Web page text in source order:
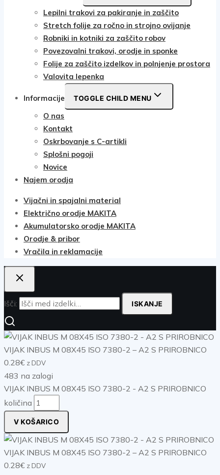
Lepilni trakovi za pakiranje in zaščito
Stretch folije za ročno in strojno ovijanje
Robniki in kotniki za zaščito robov
Povezovalni trakovi, orodje in sponke
Folije za zaščito izdelkov in polnjenje prostora
Valovita lepenka
Informacije TOGGLE CHILD MENU
O nas
Kontakt
Oskrbovanje s C-artikli
Splošni pogoji
Novice
Najem orodja
Vijačni in spajalni material
Električno orodje MAKITA
Akumulatorsko orodje MAKITA
Orodje & pribor
Vračila in reklamacije
Išči: ISKANJE
VIJAK INBUS M 08X45 ISO 7380-2 – A2 S PRIROBNICO
0.28€ z DDV
483 na zalogi
VIJAK INBUS M 08X45 ISO 7380-2 - A2 S PRIROBNICO
količina
V KOŠARICO
VIJAK INBUS M 08X45 ISO 7380-2 – A2 S PRIROBNICO
0.28€ z DDV